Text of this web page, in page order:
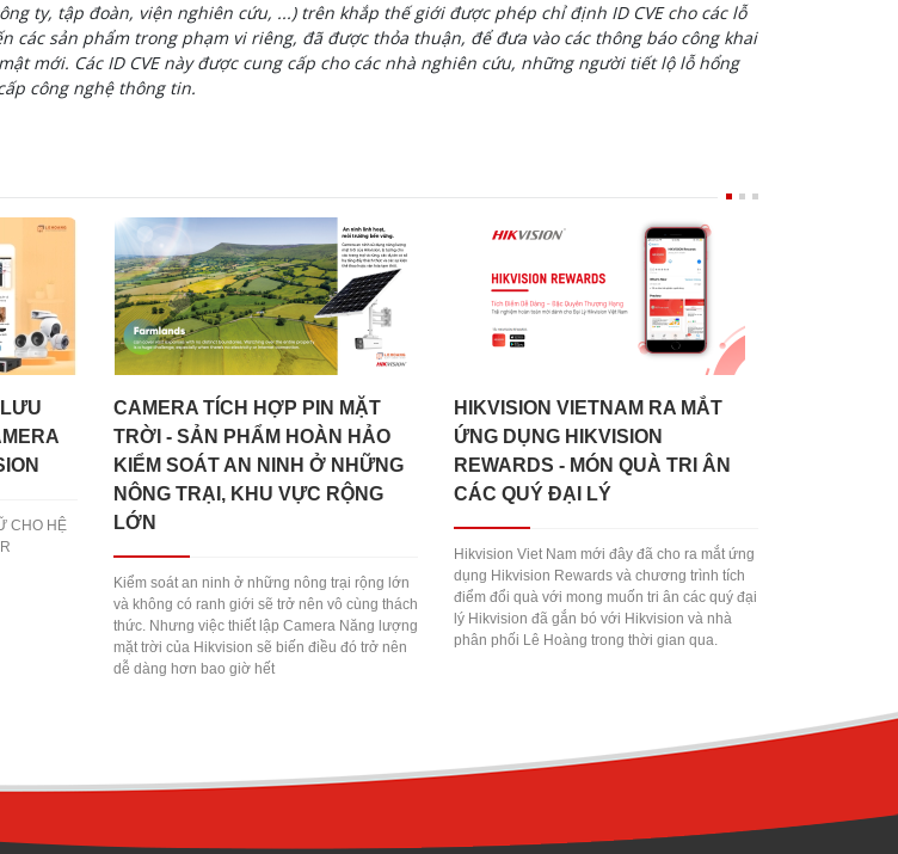
ty, tập đoàn, viện nghiên cứu, ...) trên khắp thế giới được phép chỉ định ID CVE cho các lỗ
các sản phẩm trong phạm vi riêng, đã được thỏa thuận, để đưa vào các thông báo công khai
mới. Các ID CVE này được cung cấp cho các nhà nghiên cứu, những người tiết lộ lỗ hổng
công nghệ thông tin.
CHO HỆ
CAMERA TÍCH HỢP PIN MẶT
TRỜI - SẢN PHẨM HOÀN HẢO
KIỂM SOÁT AN NINH Ở NHỮNG
NÔNG TRẠI, KHU VỰC RỘNG
LỚN
Kiểm soát an ninh ở những nông trại rộng lớn
và không có ranh giới sẽ trở nên vô cùng thách
thức. Nhưng việc thiết lập Camera Năng lượng
mặt trời của Hikvision sẽ biến điều đó trở nên
dễ dàng hơn bao giờ hết
HIKVISION VIETNAM RA MẮT
ỨNG DỤNG HIKVISION
REWARDS - MÓN QUÀ TRI ÂN
CÁC QUÝ ĐẠI LÝ
Hikvision Viet Nam mới đây đã cho ra mắt ứng
dụng Hikvision Rewards và chương trình tích
điểm đổi quà với mong muốn tri ân các quý đại
lý Hikvision đã gắn bó với Hikvision và nhà
phân phối Lê Hoàng trong thời gian qua.